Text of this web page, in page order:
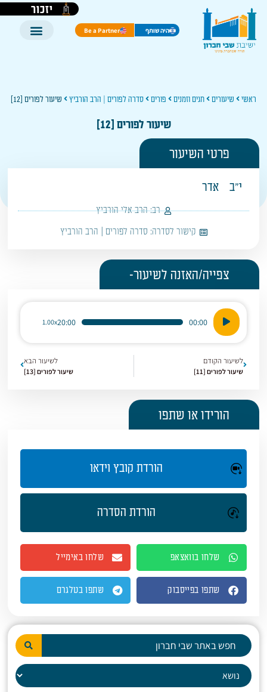
יזכור
היה שותף Be a Partner
ראשי שיעורים חגים וזמנים פורים סדרה לפורים | הרב הורביץ שיעור לפורים [12]
שיעור לפורים [12]
פרטי השיעור
י"ב אדר
רב: הרב אלי הורביץ
קישור לסדרה: סדרה לפורים | הרב הורביץ
צפייה/האזנה לשיעור-
נגן
אודיו
00:00
20:00
1.00x
לשיעור הקודם
שיעור לפורים [11]
לשיעור הבא
שיעור לפורים [13]
הורידו או שתפו
הורדת קובץ וידאו
הורדת הסדרה
שלחו בוואצאפ שלחו באימייל
שתפו בפייסבוק שתפו בטלגרם